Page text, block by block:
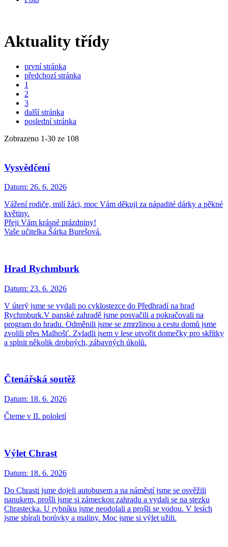
Aktuality třídy
první stránka
předchozí stránka
1
2
3
další stránka
poslední stránka
Zobrazeno 1-30 ze 108
Vysvědčení
Datum: 26. 6. 2026
Vážení rodiče, milí žáci, moc Vám děkuji za nápadité dárky a pěkné
květiny.
Přeji Vám krásné prázdniny!
Vaše učitelka Šárka Burešová.
Hrad Rychmburk
Datum: 23. 6. 2026
V úterý jsme se vydali po cyklostezce do Předhradí na hrad
Rychmburk.V panské zahradě jsme posvačili a pokračovali na
program do hradu. Odměnili jsme se zmrzlinou a cestu domů jsme
zvolili přes Malhošť. Zvladli jsem v lese utvořit domečky pro skřítky
a splnit několik drobných, zábavných úkolů.
Čtenářská soutěž
Datum: 18. 6. 2026
Čteme v II. pololetí
Výlet Chrast
Datum: 18. 6. 2026
Do Chrasti jsme dojeli autobusem a na náměstí jsme se osvěžili
nanukem, prošli jsme si zámeckou zahradu a vydali se na stezku
Chrastecka. U rybníku jsme neodolali a prošli se vodou. V lesích
jsme sbírali borůvky a maliny. Moc jsme si výlet užili.